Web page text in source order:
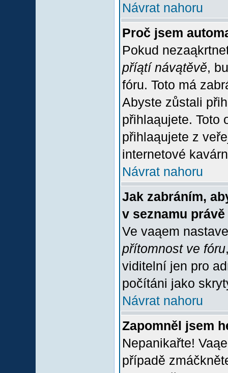
Návrat nahoru
Proč jsem
Pokud
příątí návątěvě,
fóru. Toto má
Abyste zůstali
přihlaąujete. Toto
přihlaąujete z
internetové
Návrat nahoru
Jak zabráním,
v seznamu
Ve vaąem
přítomnost ve fóru
viditelní jen pro
počítáni jako
Návrat nahoru
Zapomněl jsem
Nepanikařte!
případě